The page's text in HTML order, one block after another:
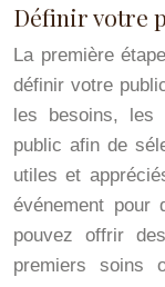
Définir votre
La première
définir votre
les besoins,
public afin de
utiles et
événement pour
pouvez offrir
premiers soins